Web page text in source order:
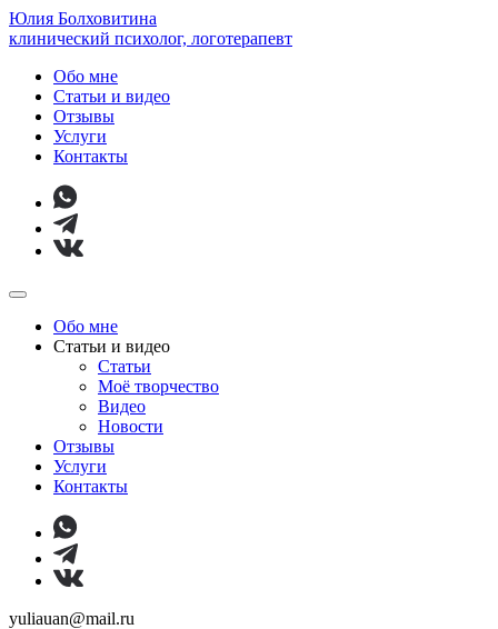
Юлия Болховитина
клинический психолог, логотерапевт
Обо мне
Статьи и видео
Отзывы
Услуги
Контакты
Обо мне
Статьи и видео
Статьи
Моё творчество
Видео
Новости
Отзывы
Услуги
Контакты
yuliauan@mail.ru